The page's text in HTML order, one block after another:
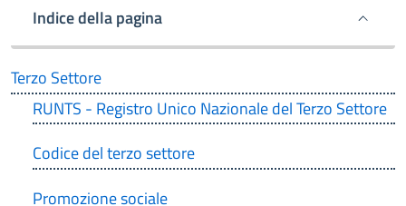
Indice della pagina
Terzo Settore
RUNTS - Registro Unico Nazionale del Terzo Settore
Codice del terzo settore
Promozione sociale